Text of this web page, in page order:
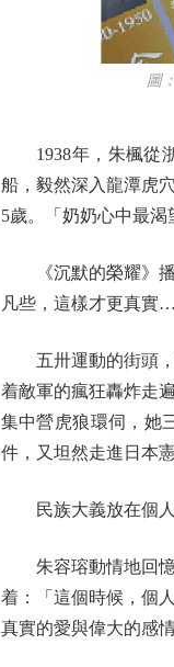
圖：
1938年，朱楓從浙
船，毅然深入龍潭虎
5歲。「奶奶心中最
《沉默的榮耀》播
凡些，這樣才更真實
五卅運動的街頭，
着敵軍的瘋狂轟炸走
集中營虎狼環伺，她
件，又坦然走進日本
民族大義放在個人
朱容瑢動情地回憶
着：「這個時候，個
真實的愛與偉大的感